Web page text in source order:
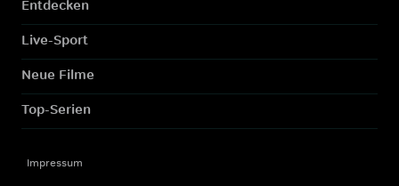
Entdecken
Live-Sport
Neue Filme
Top-Serien
Impressum